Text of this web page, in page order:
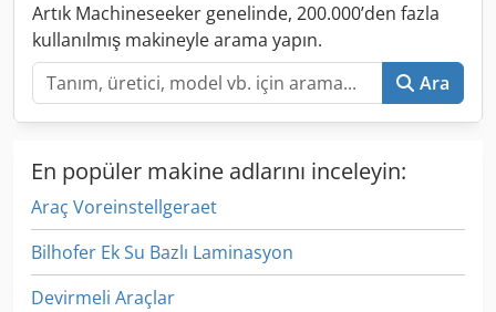
Artık Machineseeker genelinde, 200.000’den fazla
kullanılmış makineyle arama yapın.
Ara
En popüler makine adlarını inceleyin:
Araç Voreinstellgeraet
Bilhofer Ek Su Bazlı Laminasyon
Devirmeli Araçlar